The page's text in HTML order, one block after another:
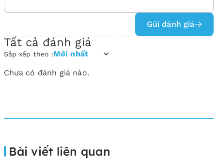
Gửi đánh giá
Tất cả đánh giá
Sắp xếp theo :Mới nhất
Chưa có đánh giá nào.
Bài viết liên quan